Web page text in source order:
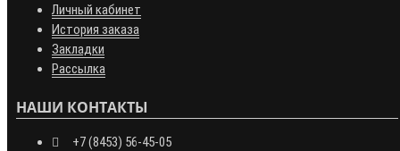
Личный кабинет
История заказа
Закладки
Рассылка
НАШИ КОНТАКТЫ
+7 (8453) 56-45-05